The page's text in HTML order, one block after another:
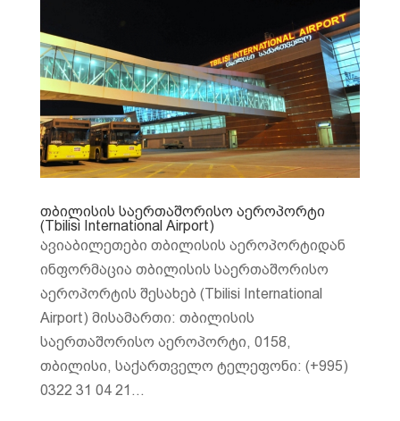
თბილისის საერთაშორისო აეროპორტი
(Tbilisi International Airport)
ავიაბილეთები თბილისის აეროპორტიდან
ინფორმაცია თბილისის საერთაშორისო
აეროპორტის შესახებ (Tbilisi International
Airport) მისამართი: თბილისის
საერთაშორისო აეროპორტი, 0158,
თბილისი, საქართველო ტელეფონი: (+995)
0322 31 04 21...